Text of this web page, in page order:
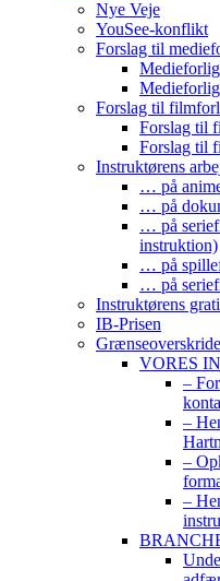
Nye Veje
YouSee-konflikt
Forslag til
Forslag til
Forslag til
Forslag til
Instruktørens
… på
… på
… på
instruktion)
… på
… på
Instruktørens
IB-Prisen
VORES
–
–
–
–